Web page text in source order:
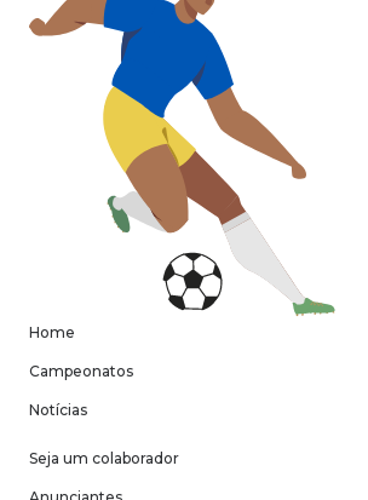
Home
Campeonatos
Notícias
Seja um colaborador